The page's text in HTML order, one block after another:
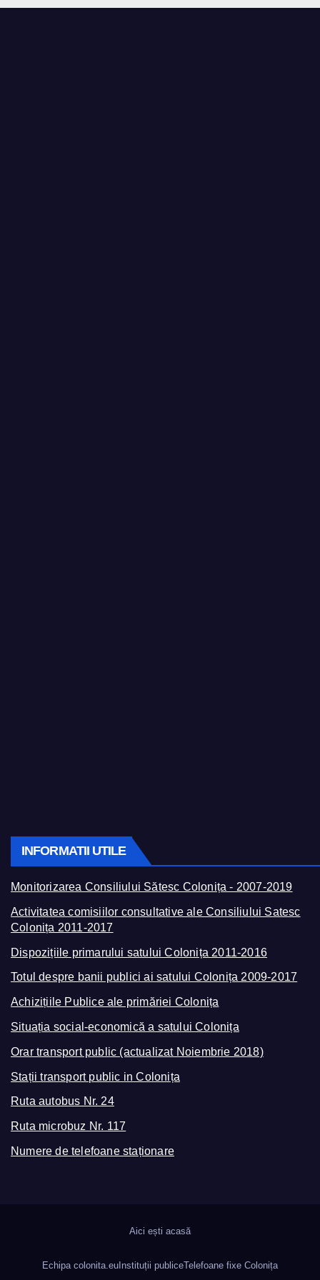
INFORMATII UTILE
Monitorizarea Consiliului Sătesc Colonița - 2007-2019
Activitatea comisiilor consultative ale Consiliului Satesc
Colonița 2011-2017
Dispozițiile primarului satului Colonița 2011-2016
Totul despre banii publici ai satului Colonița 2009-2017
Achizițiile Publice ale primăriei Colonița
Situația social-economică a satului Colonița
Orar transport public (actualizat Noiembrie 2018)
Stații transport public in Colonița
Ruta autobus Nr. 24
Ruta microbuz Nr. 117
Numere de telefoane staționare
Aici ești acasă
Echipa colonita.eu Instituții publiceTelefoane fixe Colonița